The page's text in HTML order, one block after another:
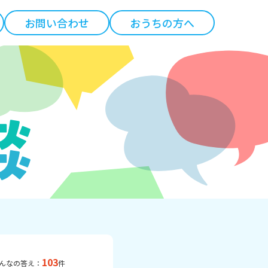
お問い合わせ おうちの方へ
なの答え： 103件